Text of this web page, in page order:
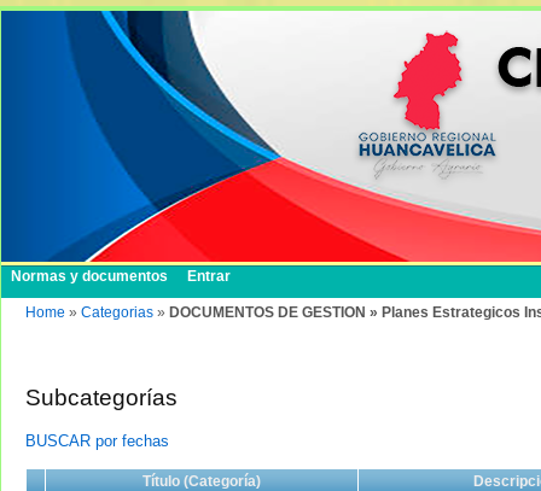
Normas y documentos Entrar
Home » Categorias » DOCUMENTOS DE GESTION » Planes Estrategicos
Subcategorías
BUSCAR por fechas
Título (Categoría)